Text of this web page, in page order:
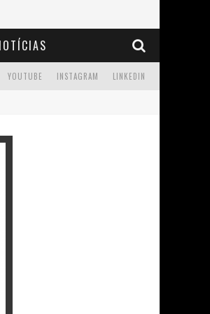
LINKEDIN
INSTAGRAM
YOUTUBE